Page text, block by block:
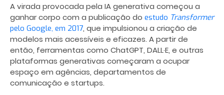
A virada provocada pela IA generativa começou a
ganhar corpo com a publicação do estudo Transformer
pelo Google, em 2017, que impulsionou a criação de
modelos mais acessíveis e eficazes. A partir de
então, ferramentas como ChatGPT, DALL·E, e outras
plataformas generativas começaram a ocupar
espaço em agências, departamentos de
comunicação e startups.